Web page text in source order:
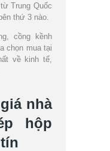
Trung Quốc
thứ 3 nào.
cồng kềnh
chọn mua tại
về kinh tế,
nhà
hộp